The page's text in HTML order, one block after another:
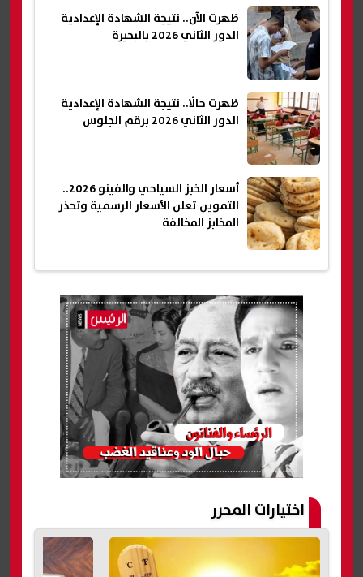
ظهرت الآن.. نتيجة الشهادة الإعدادية
الدور الثاني 2026 بالبحيرة
ظهرت حالًا.. نتيجة الشهادة الإعدادية
الدور الثاني 2026 برقم الجلوس
أسعار الخبز السياحي والفينو 2026..
التموين تعلن الأسعار الرسمية وتحذر
المخابز المخالفة
اختيارات المحرر